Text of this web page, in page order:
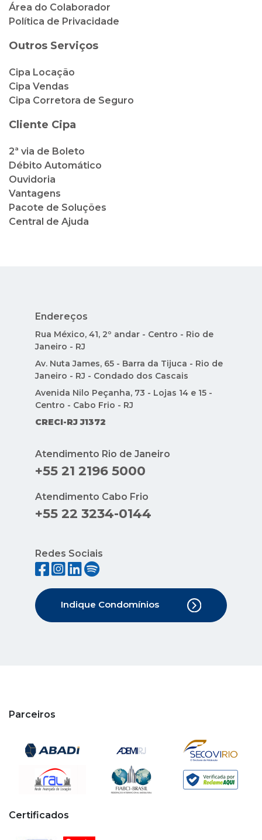
Área do Colaborador
Política de Privacidade
Outros Serviços
Cipa Locação
Cipa Vendas
Cipa Corretora de Seguro
Cliente Cipa
2ª via de Boleto
Débito Automático
Ouvidoria
Vantagens
Pacote de Soluções
Central de Ajuda
Endereços
Rua México, 41, 2º andar - Centro - Rio de
Janeiro - RJ
Av. Nuta James, 65 - Barra da Tijuca - Rio de
Janeiro - RJ - Condado dos Cascais
Avenida Nilo Peçanha, 73 - Lojas 14 e 15 -
Centro - Cabo Frio - RJ
CRECI-RJ J1372
Atendimento Rio de Janeiro
+55 21 2196 5000
Atendimento Cabo Frio
+55 22 3234-0144
Redes Sociais
Indique Condomínios
Parceiros
Certificados